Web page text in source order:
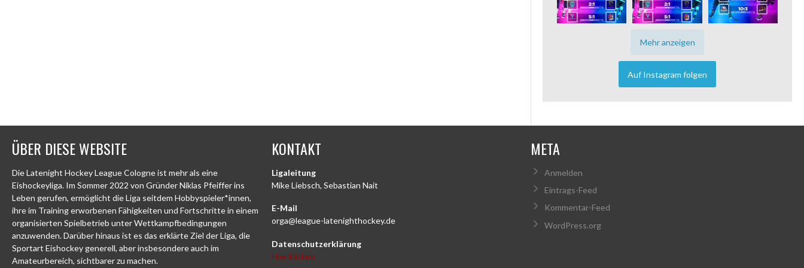
Mehr anzeigen
Auf Instagram folgen
ÜBER DIESE WEBSITE
Die Latenight Hockey League Cologne ist mehr als eine
Eishockeyliga. Im Sommer 2022 von Gründer Niklas Pfeiffer ins
Leben gerufen, ermöglicht die Liga seitdem Hobbyspieler*innen,
ihre im Training erworbenen Fähigkeiten und Fortschritte in einem
organisierten Spielbetrieb unter Wettkampfbedingungen
anzuwenden. Darüber hinaus ist es das erklärte Ziel der Liga, die
Sportart Eishockey generell, aber insbesondere auch im
Amateurbereich, sichtbarer zu machen.
KONTAKT
Ligaleitung
Mike Liebsch, Sebastian Nait
E-Mail
orga@league-latenighthockey.de
Datenschutzerklärung
Hier klicken
META
Anmelden
Eintrags-Feed
Kommentar-Feed
WordPress.org